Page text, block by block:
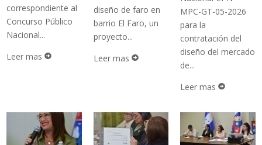
correspondiente al
Concurso Público
Nacional...
Leer mas 
diseño de faro en
barrio El Faro, un
proyecto...
Leer mas 
MPC-GT-05-2026
para la
contratación del
diseño del mercado
de...
Leer mas 